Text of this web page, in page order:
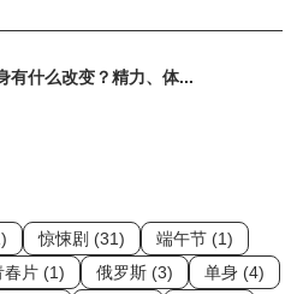
有什么改变？精力、体...
惊悚剧 (31)
端午节 (1)
春片 (1) 俄罗斯 (3)
单身 (4)